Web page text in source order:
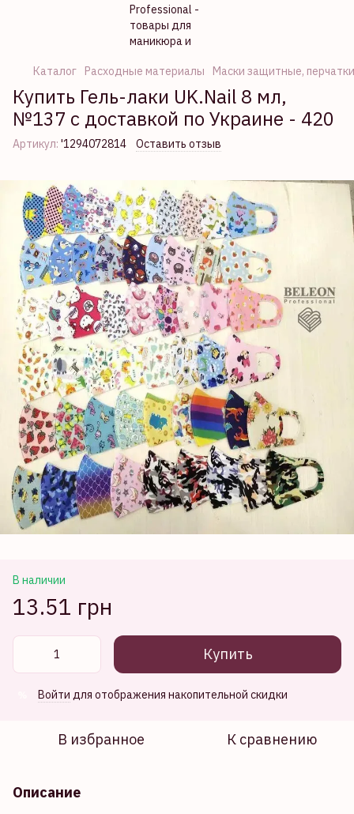
Каталог Расходные материалы Маски защитные, перчатки
Купить Гель-лаки UK.Nail 8 мл,
№137 с доставкой по Украине - 420
Артикул: '1294072814 Оставить отзыв
В наличии
13.51 грн
Купить
Войти для отображения накопительной скидки
В избранное К сравнению
Описание